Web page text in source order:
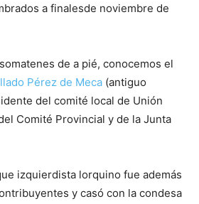
a finalesde noviembre de
de a pié, conocemos el
Pérez de Meca (antiguo
del comité local de Unión
Comité Provincial y de la Junta
izquierdista lorquino fue además
y casó con la condesa